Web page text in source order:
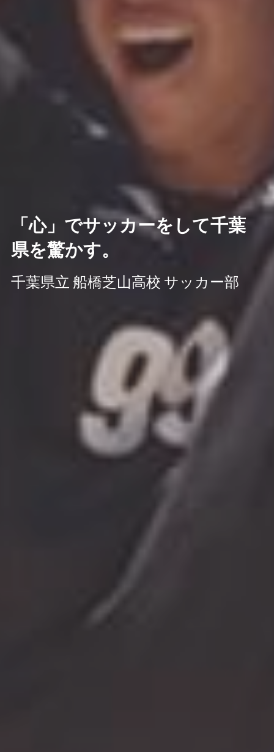
「心」でサッカーをして千葉
県を驚かす。
千葉県立 船橋芝山高校 サッカー部